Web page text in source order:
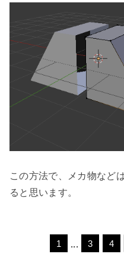
この方法で、メカ物など
ると思います。